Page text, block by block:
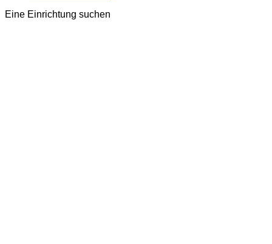
Eine Einrichtung suchen